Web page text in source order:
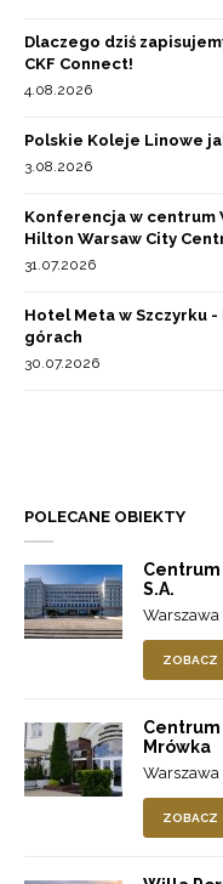
Dlaczego dziś
CKF Connect!
4.08.2026
Polskie Koleje Linowe
3.08.2026
Konferencja w centrum
Hilton Warsaw City
31.07.2026
Hotel Meta w Szczyrku
górach
30.07.2026
POLECANE OBIEKTY
Centrum
S.A.
Warszawa
ZOBACZ
Mrówka
Warszawa
ZOBACZ